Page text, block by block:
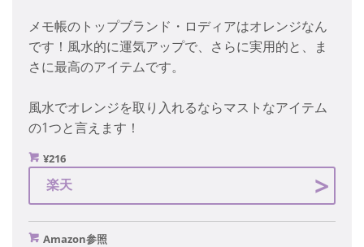
メモ帳のトップブランド・ロディアはオレンジなん
です！風水的に運気アップで、さらに実用的と、ま
さに最高のアイテムです。
風水でオレンジを取り入れるならマストなアイテム
の1つと言えます！
¥216
楽天
Amazon参照